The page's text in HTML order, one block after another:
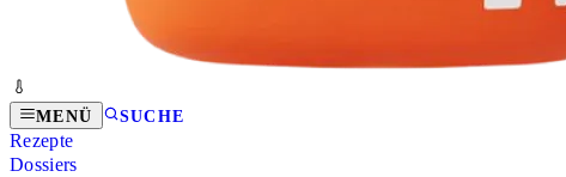
MENÜ SUCHE
Rezepte
Dossiers